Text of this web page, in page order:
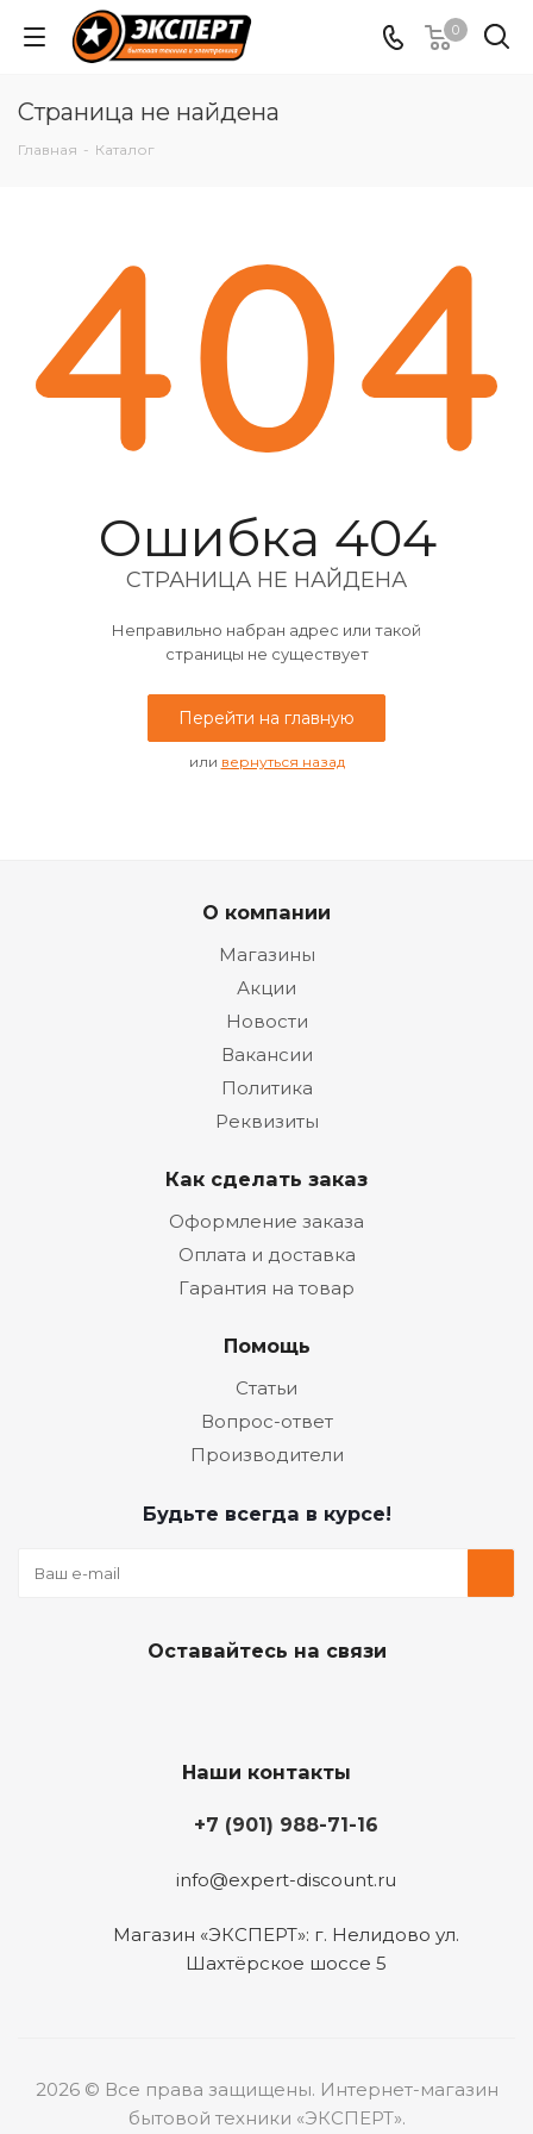
0
Страница не найдена
Главная - Каталог
Ошибка 404
СТРАНИЦА НЕ НАЙДЕНА
Неправильно набран адрес или такой
страницы не существует
Перейти на главную
или вернуться назад
О компании
Магазины
Акции
Новости
Вакансии
Политика
Реквизиты
Как сделать заказ
Оформление заказа
Оплата и доставка
Гарантия на товар
Помощь
Статьи
Вопрос-ответ
Производители
Будьте всегда в курсе!
Оставайтесь на связи
Наши контакты
+7 (901) 988-71-16
info@expert-discount.ru
Магазин «ЭКСПЕРТ»: г. Нелидово ул.
Шахтёрское шоссе 5
2026 © Все права защищены. Интернет-магазин
бытовой техники «ЭКСПЕРТ».